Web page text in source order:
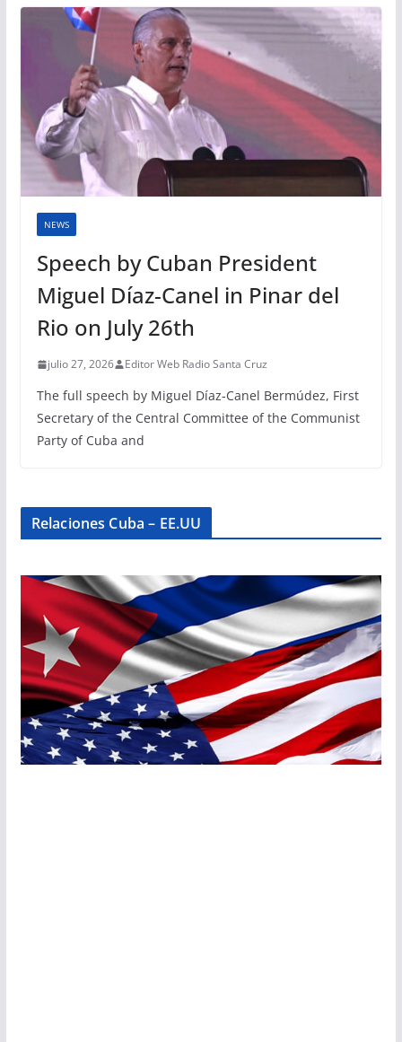
NEWS
Speech by Cuban President
Miguel Díaz-Canel in Pinar del
Rio on July 26th
julio 27, 2026 Editor Web Radio Santa Cruz
The full speech by Miguel Díaz-Canel Bermúdez, First
Secretary of the Central Committee of the Communist
Party of Cuba and
Relaciones Cuba – EE.UU